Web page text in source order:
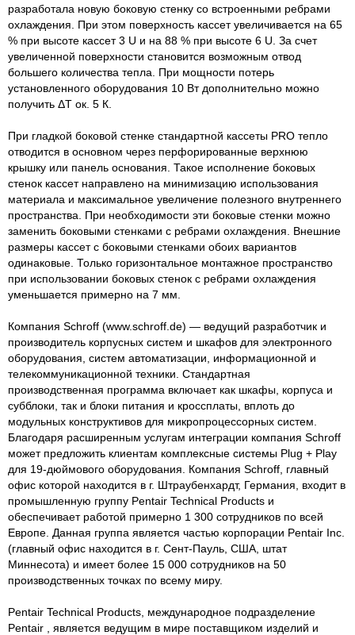
разработала новую боковую стенку со встроенными ребрами
охлаждения. При этом поверхность кассет увеличивается на 65
% при высоте кассет 3 U и на 88 % при высоте 6 U. За счет
увеличенной поверхности становится возможным отвод
большего количества тепла. При мощности потерь
установленного оборудования 10 Вт дополнительно можно
получить ΔT ок. 5 К.
При гладкой боковой стенке стандартной кассеты PRO тепло
отводится в основном через перфорированные верхнюю
крышку или панель основания. Такое исполнение боковых
стенок кассет направлено на минимизацию использования
материала и максимальное увеличение полезного внутреннего
пространства. При необходимости эти боковые стенки можно
заменить боковыми стенками с ребрами охлаждения. Внешние
размеры кассет с боковыми стенками обоих вариантов
одинаковые. Только горизонтальное монтажное пространство
при использовании боковых стенок с ребрами охлаждения
уменьшается примерно на 7 мм.
Компания Schroff (www.schroff.de) — ведущий разработчик и
производитель корпусных систем и шкафов для электронного
оборудования, систем автоматизации, информационной и
телекоммуникационной техники. Стандартная
производственная программа включает как шкафы, корпуса и
субблоки, так и блоки питания и кроссплаты, вплоть до
модульных конструктивов для микропроцессорных систем.
Благодаря расширенным услугам интеграции компания Schroff
может предложить клиентам комплексные системы Plug + Play
для 19-дюймового оборудования. Компания Schroff, главный
офис которой находится в г. Штраубенхардт, Германия, входит в
промышленную группу Pentair Technical Products и
обеспечивает работой примерно 1 300 сотрудников по всей
Европе. Данная группа является частью корпорации Pentair Inc.
(главный офис находится в г. Сент-Пауль, США, штат
Миннесота) и имеет более 15 000 сотрудников на 50
производственных точках по всему миру.
Pentair Technical Products, международное подразделение
Pentair , является ведущим в мире поставщиком изделий и